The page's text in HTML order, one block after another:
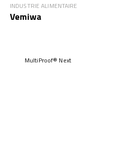
INDUSTRIE ALIMENTAIRE
Vemiwa
MultiProof® Next